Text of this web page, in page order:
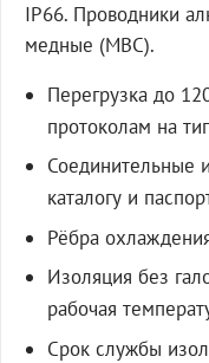
IP66. Проводники
медные (МВС).
Перегрузка до
протоколам на
Соединительные
каталогу и
Рёбра
Изоляция без
рабочая
Срок службы